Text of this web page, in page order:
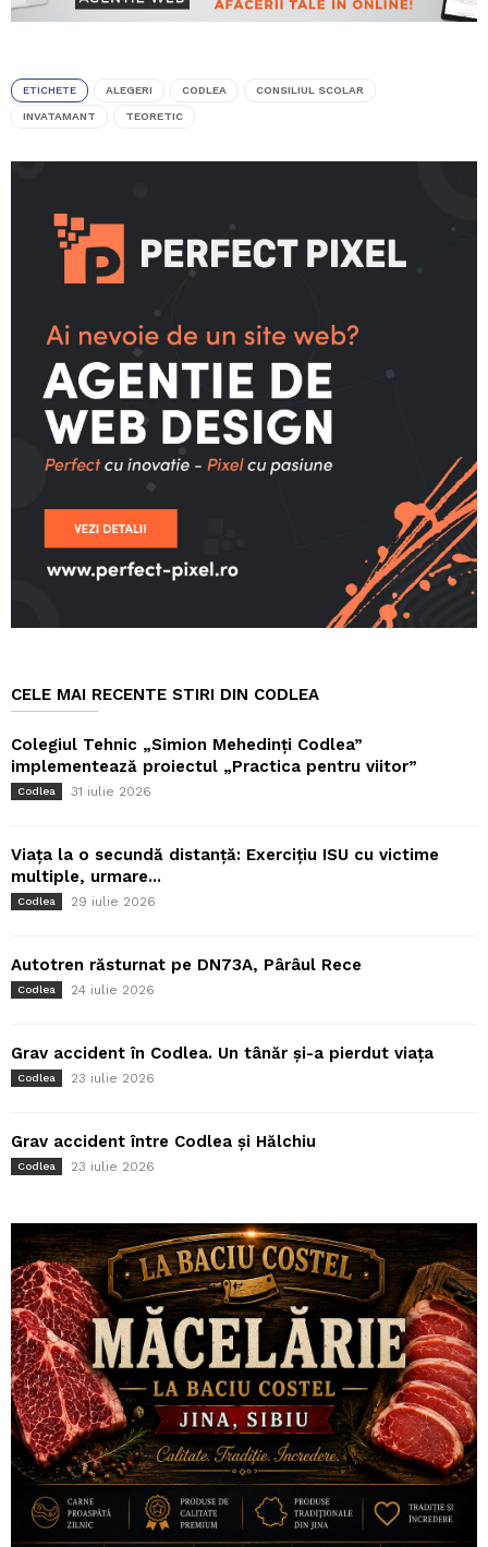
ETICHETE ALEGERI CODLEA CONSILIUL SCOLAR
INVATAMANT TEORETIC
CELE MAI RECENTE STIRI DIN CODLEA
Colegiul Tehnic „Simion Mehedinți Codlea”
implementează proiectul „Practica pentru viitor”
Codlea 31 iulie 2026
Viața la o secundă distanță: Exercițiu ISU cu victime
multiple, urmare...
Codlea 29 iulie 2026
Autotren răsturnat pe DN73A, Pârâul Rece
Codlea 24 iulie 2026
Grav accident în Codlea. Un tânăr și-a pierdut viața
Codlea 23 iulie 2026
Grav accident între Codlea și Hălchiu
Codlea 23 iulie 2026